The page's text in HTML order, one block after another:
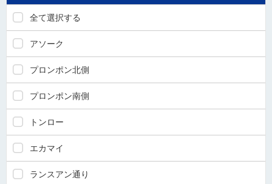
全て選択する
アソーク
プロンポン北側
プロンポン南側
トンロー
エカマイ
ランスアン通り